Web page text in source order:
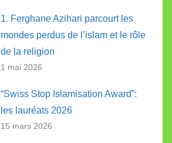
1. Ferghane Azihari parcourt les
mondes perdus de l’islam et le rôle
de la religion
1 mai 2026
“Swiss Stop Islamisation Award”:
les lauréats 2026
15 mars 2026